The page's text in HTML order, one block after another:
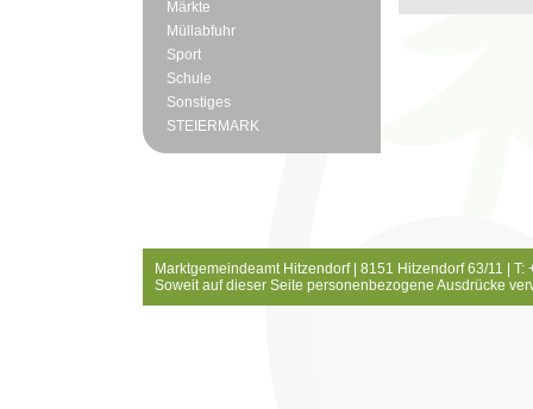
Märkte
Müllabfuhr
Sport
Schule
Sonstiges
STEIERMARK
Marktgemeindeamt Hitzendorf | 8151 Hitzendorf 63/11 |
Soweit auf dieser Seite personenbezogene Ausdrücke